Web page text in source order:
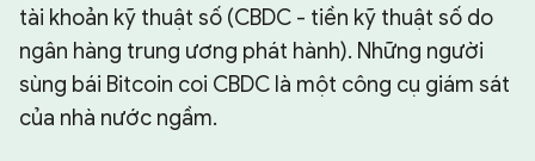
tài khoản kỹ thuật số (CBDC - tiền kỹ thuật số do
ngân hàng trung ương phát hành). Những người
sùng bái Bitcoin coi CBDC là một công cụ giám sát
của nhà nước ngầm.